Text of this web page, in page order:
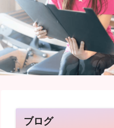
ブログ